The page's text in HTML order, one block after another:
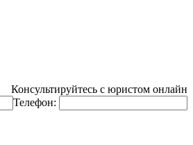
Консультируйтесь с юристом онлайн
Телефон: